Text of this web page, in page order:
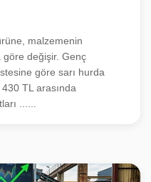
malzemenin
göre değişir. Genç
göre sarı hurda
TL arasında
......